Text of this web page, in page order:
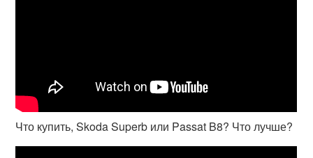
Что купить, Skoda Superb или Passat B8? Что лучше?